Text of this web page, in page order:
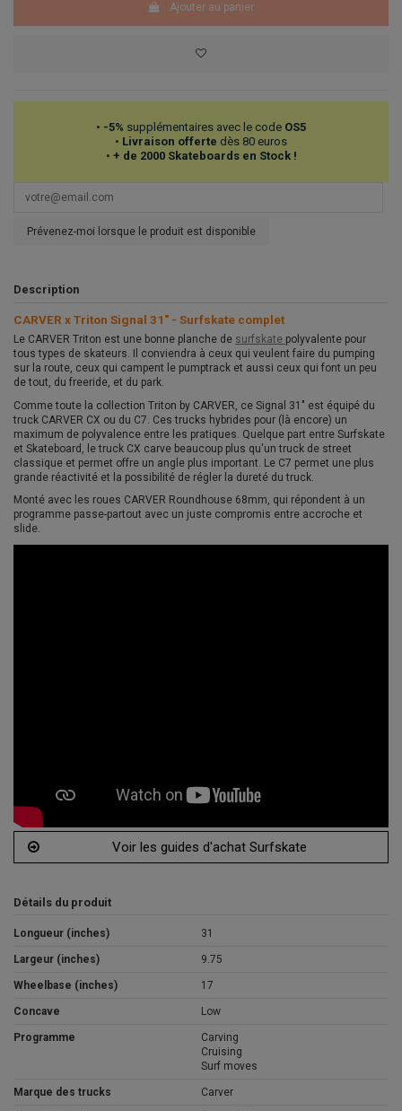
Ajouter au panier
• -5% supplémentaires avec le code OS5
• Livraison offerte dès 80 euros
• + de 2000 Skateboards en Stock !
Prévenez-moi lorsque le produit est disponible
Description
CARVER x Triton Signal 31" - Surfskate complet
Le CARVER Triton est une bonne planche de surfskate polyvalente pour
tous types de skateurs. Il conviendra à ceux qui veulent faire du pumping
sur la route, ceux qui campent le pumptrack et aussi ceux qui font un peu
de tout, du freeride, et du park.
Comme toute la collection Triton by CARVER, ce Signal 31" est équipé du
truck CARVER CX ou du C7. Ces trucks hybrides pour (là encore) un
maximum de polyvalence entre les pratiques. Quelque part entre Surfskate
et Skateboard, le truck CX carve beaucoup plus qu'un truck de street
classique et permet offre un angle plus important. Le C7 permet une plus
grande réactivité et la possibilité de régler la dureté du truck.
Monté avec les roues CARVER Roundhouse 68mm, qui répondent à un
programme passe-partout avec un juste compromis entre accroche et
slide.
Voir les guides d'achat Surfskate
Détails du produit
Longueur (inches) 31
Largeur (inches) 9.75
Wheelbase (inches) 17
Concave Low
Programme
Carving
Cruising
Surf moves
Marque des trucks Carver